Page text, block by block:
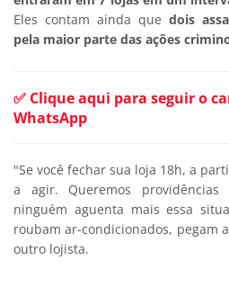
Eles contam ainda que dois
pela maior parte das ações
✅ Clique aqui para seguir o
WhatsApp
"Se você fechar sua loja 18h, a
a agir. Queremos
ninguém aguenta mais essa
roubam ar-condicionados, pegam
outro lojista.